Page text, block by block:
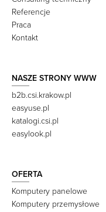
Referencje
Praca
Kontakt
NASZE STRONY WWW
b2b.csi.krakow.pl
easyuse.pl
katalogi.csi.pl
easylook.pl
OFERTA
Komputery panelowe
Komputery przemysłowe